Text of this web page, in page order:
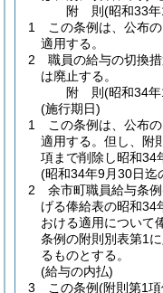
附 則(昭和33
1
この条例は、公布
適用する。
2
職員の給与の切換
は廃止する。
附 則(昭和34
(施行期日)
1
この条例は、公布
適用する。 但し、附則
項まで削除し昭和34
(昭和34年9月30日迄
2
余市町職員給与条例
げる俸給表の昭和34
おける適用について
条例の附則別表第1
るものとする。
(給与の内払)
3
この条例(附則第1